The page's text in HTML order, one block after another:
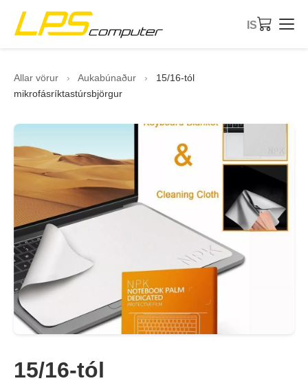
IS
Þjónusta
eBay-verslun
Allar vörur › Aukabúnaður ›
15/16-tól
mikrofásríktastúrsbjörgur
15/16-tól